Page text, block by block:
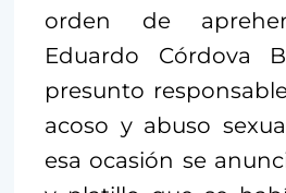
orden de
Eduardo Córdova
presunto
acoso y abuso
esa ocasión se